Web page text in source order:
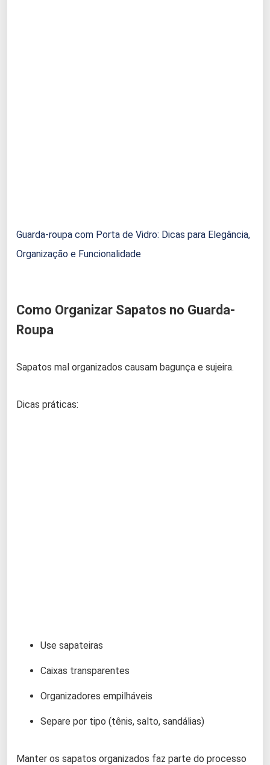
Guarda-roupa com Porta de Vidro: Dicas para Elegância,
Organização e Funcionalidade
Como Organizar Sapatos no Guarda-
Roupa
Sapatos mal organizados causam bagunça e sujeira.
Dicas práticas:
Use sapateiras
Caixas transparentes
Organizadores empilháveis
Separe por tipo (tênis, salto, sandálias)
Manter os sapatos organizados faz parte do processo